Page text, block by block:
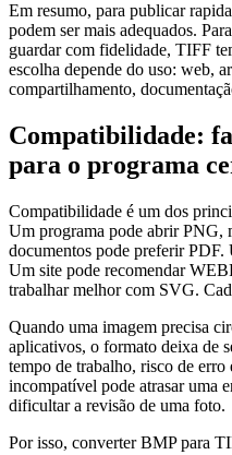
Em resumo, para publicar
podem ser mais adequados.
guardar com fidelidade, TIFF
escolha depende do uso: web,
compartilhamento,
Compatibilidade:
para o programa
Compatibilidade é um dos
Um programa pode abrir PNG,
documentos pode preferir
Um site pode recomendar
trabalhar melhor com SVG.
Quando uma imagem precisa
aplicativos, o formato deixa de
tempo de trabalho, risco de
incompatível pode atrasar uma
dificultar a revisão de uma foto.
Por isso, converter BMP para